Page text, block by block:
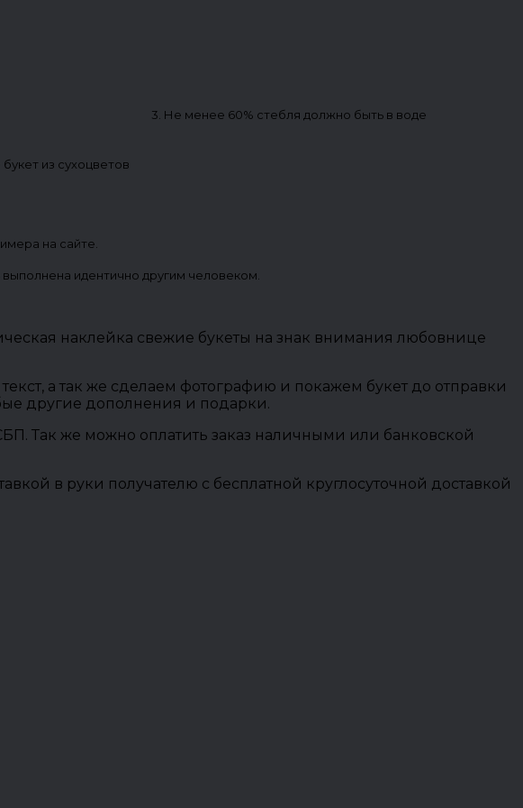
3. Не менее 60% стебля должно быть в воде
из сухоцветов
на сайте.
идентично другим человеком.
наклейка свежие букеты на знак внимания любовнице
а так же сделаем фотографию и покажем букет до отправки
другие дополнения и подарки.
Так же можно оплатить заказ наличными или банковской
в руки получателю с бесплатной круглосуточной доставкой